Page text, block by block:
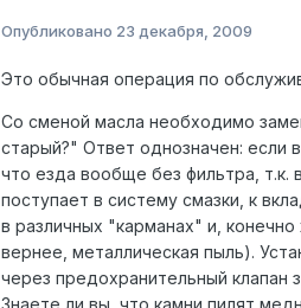
Опубликовано 23 декабря, 2009
Это обычная операция по
Со сменой масла необходимо
старый?" Ответ однозначен: если
что езда вообще без фильтра, т.к.
поступает в систему смазки, к
в различных "карманах" и,
вернее, металлическая пыль).
через предохранительный клапан